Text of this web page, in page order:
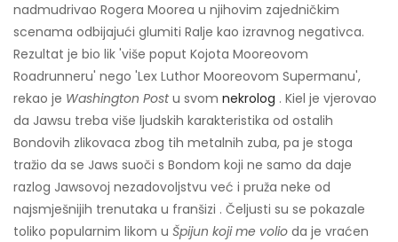
nadmudrivao Rogera Moorea u njihovim zajedničkim
scenama odbijajući glumiti Ralje kao izravnog negativca.
Rezultat je bio lik 'više poput Kojota Mooreovom
Roadrunneru' nego 'Lex Luthor Mooreovom Supermanu',
rekao je Washington Postu svom nekrolog . Kiel je vjerovao
da Jawsu treba više ljudskih karakteristika od ostalih
Bondovih zlikovaca zbog tih metalnih zuba, pa je stoga
tražio da se Jaws suoči s Bondom koji ne samo da daje
razlog Jawsovoj nezadovoljstvu već i pruža neke od
najsmješnijih trenutaka u franšizi . Čeljusti su se pokazale
toliko popularnim likom u Špijun koji me volio da je vraćen